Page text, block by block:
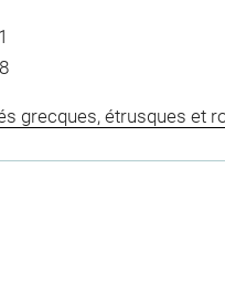
grecques, étrusques et